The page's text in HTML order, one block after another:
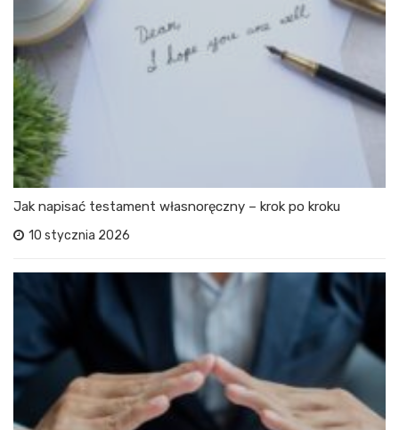
Jak napisać testament własnoręczny – krok po kroku
10 stycznia 2026